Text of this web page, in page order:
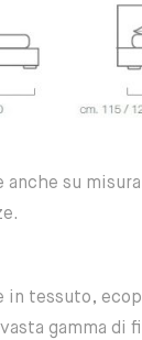
su
in tessuto,
gamma di